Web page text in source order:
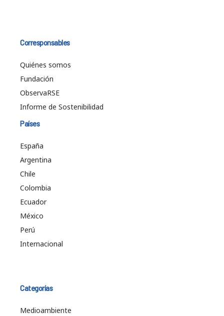
Corresponsables
Quiénes somos
Fundación
ObservaRSE
Informe de Sostenibilidad
Países
España
Argentina
Chile
Colombia
Ecuador
México
Perú
Internacional
Categorías
Medioambiente